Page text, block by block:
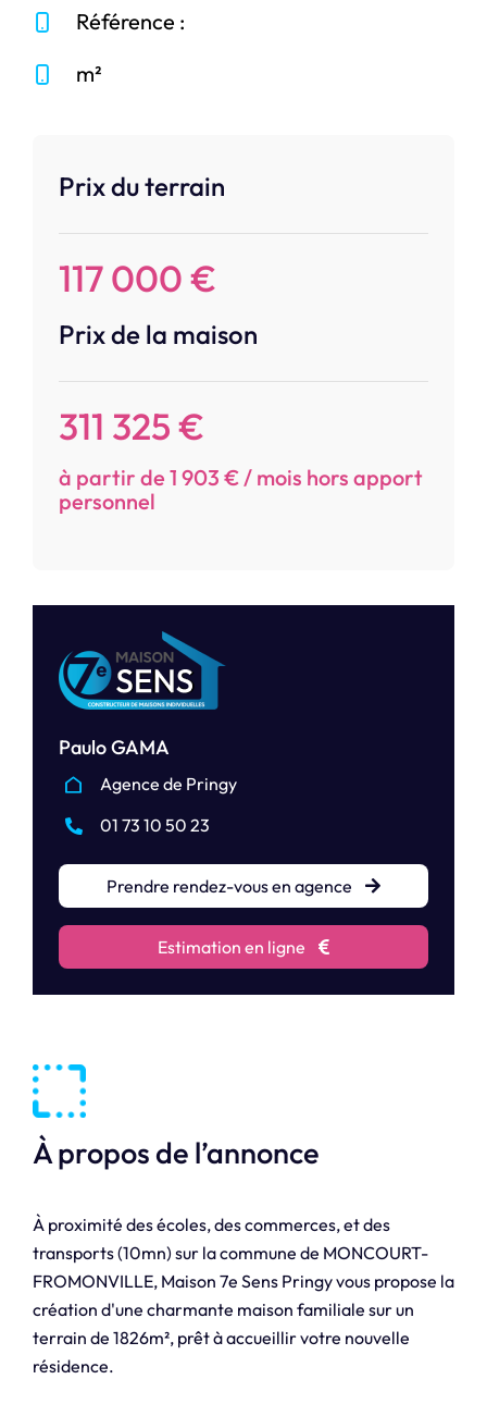
Prix du terrain
117 000 €
Prix de la maison
311 325 €
à partir de 1 903 € / mois hors apport
personnel
Paulo GAMA
Agence de Pringy
01 73 10 50 23
Prendre rendez-vous en agence
Estimation en ligne
Référence :
m²
À propos de l’annonce
À proximité des écoles, des commerces, et des
transports (10mn) sur la commune de MONCOURT-
FROMONVILLE, Maison 7e Sens Pringy vous propose la
création d'une charmante maison familiale sur un
terrain de 1826m², prêt à accueillir votre nouvelle
résidence.